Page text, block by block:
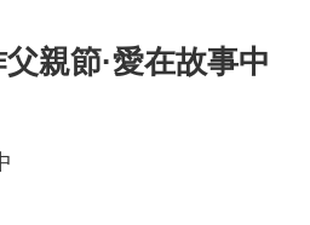
親節·愛在故事中